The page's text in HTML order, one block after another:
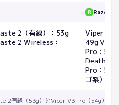
R Razer
2（有線）：53g
2 Wireless：
Viper V4
49g
Pro：54g
Pro：56g
ゴ系）
2有線（53g）とViper V3 Pro（54g）の